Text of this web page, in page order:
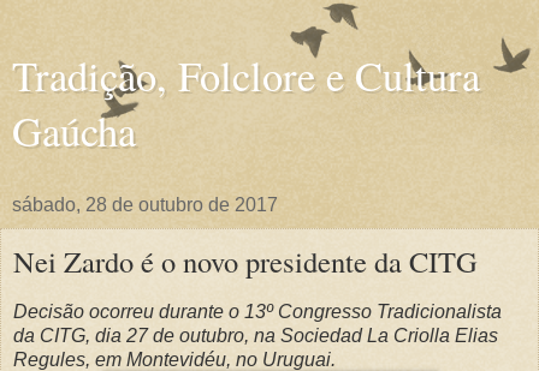
Tradição, Folclore e Cultura
Gaúcha
sábado, 28 de outubro de 2017
Nei Zardo é o novo presidente da CITG
Decisão ocorreu durante o 13º Congresso Tradicionalista
da CITG, dia 27 de outubro, na Sociedad La Criolla Elias
Regules, em Montevidéu, no Uruguai.